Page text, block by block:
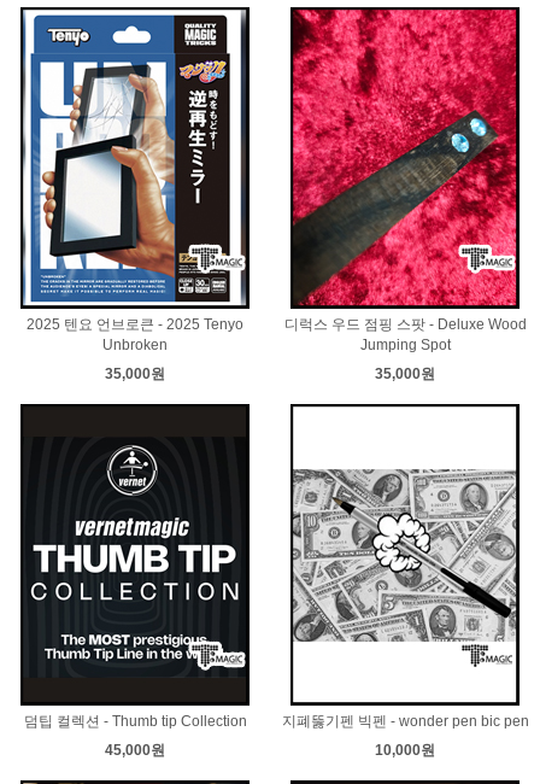
2025 텐요 언브로큰 - 2025 Tenyo
Unbroken
35,000원
디럭스 우드 점핑 스팟 - Deluxe Wood
Jumping Spot
35,000원
덤팁 컬렉션 - Thumb tip Collection
45,000원
지폐뚫기펜 빅펜 - wonder pen bic pen
10,000원